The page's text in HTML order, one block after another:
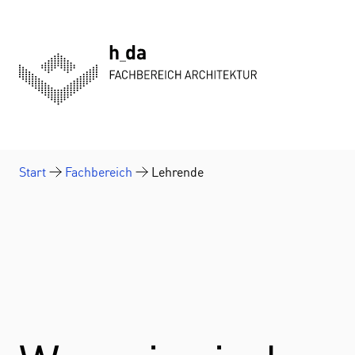
Start Fachbereich Lehrende